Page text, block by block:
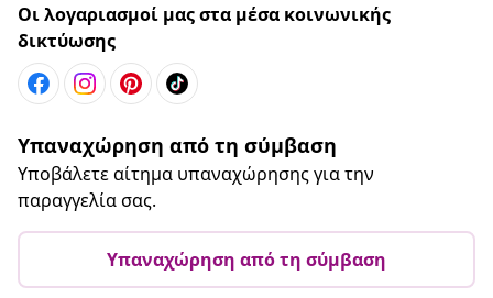
Οι λογαριασμοί μας στα μέσα κοινωνικής
δικτύωσης
Υπαναχώρηση από τη σύμβαση
Υποβάλετε αίτημα υπαναχώρησης για την
παραγγελία σας.
Υπαναχώρηση από τη σύμβαση